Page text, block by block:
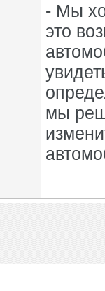
- Мы
это
мы